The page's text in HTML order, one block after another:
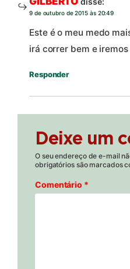
9 de outubro de 2015 às 20:49
Este é o meu medo
irá correr bem e iremos
Responder
Deixe um
O seu endereço de e-mail
obrigatórios são marcados
Comentário *